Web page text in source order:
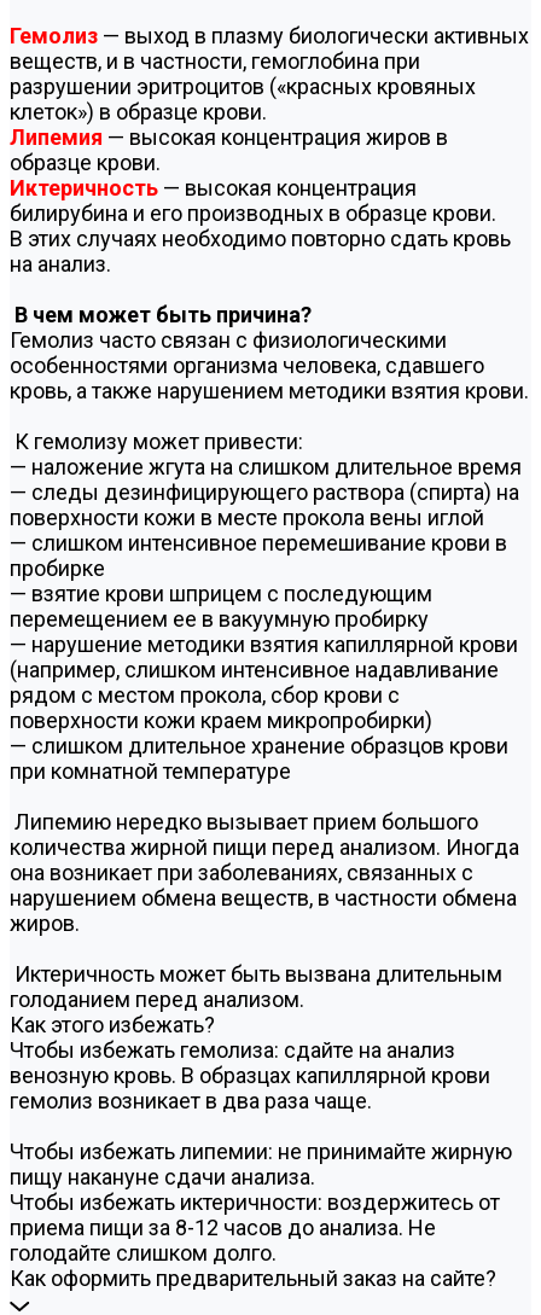
Гемолиз — выход в плазму биологически активных
веществ, и в частности, гемоглобина при
разрушении эритроцитов («красных кровяных
клеток») в образце крови.
Липемия — высокая концентрация жиров в
образце крови.
Иктеричность — высокая концентрация
билирубина и его производных в образце крови.
В этих случаях необходимо повторно сдать кровь
на анализ.
В чем может быть причина?
Гемолиз часто связан с физиологическими
особенностями организма человека, сдавшего
кровь, а также нарушением методики взятия крови.
К гемолизу может привести:
— наложение жгута на слишком длительное время
— следы дезинфицирующего раствора (спирта) на
поверхности кожи в месте прокола вены иглой
— слишком интенсивное перемешивание крови в
пробирке
— взятие крови шприцем с последующим
перемещением ее в вакуумную пробирку
— нарушение методики взятия капиллярной крови
(например, слишком интенсивное надавливание
рядом с местом прокола, сбор крови с
поверхности кожи краем микропробирки)
— слишком длительное хранение образцов крови
при комнатной температуре
Липемию нередко вызывает прием большого
количества жирной пищи перед анализом. Иногда
она возникает при заболеваниях, связанных с
нарушением обмена веществ, в частности обмена
жиров.
Иктеричность может быть вызвана длительным
голоданием перед анализом.
Как этого избежать?
Чтобы избежать гемолиза: сдайте на анализ
венозную кровь. В образцах капиллярной крови
гемолиз возникает в два раза чаще.
Чтобы избежать липемии: не принимайте жирную
пищу накануне сдачи анализа.
Чтобы избежать иктеричности: воздержитесь от
приема пищи за 8-12 часов до анализа. Не
голодайте слишком долго.
Как оформить предварительный заказ на сайте?